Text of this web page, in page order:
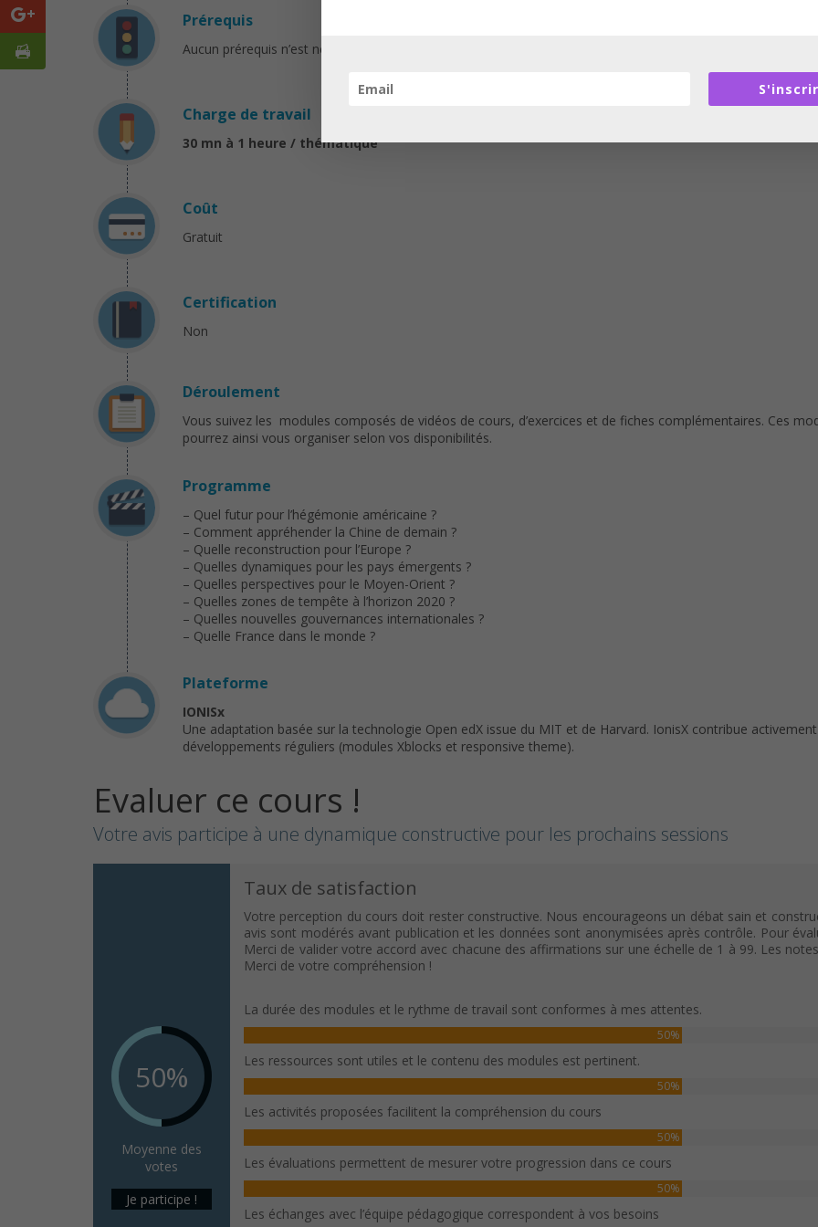
Prérequis
Aucun prérequis n’est nécessaire.
Charge de travail
30 mn à 1 heure / thématique
Coût
Gratuit
Certification
Non
Déroulement
Vous suivez les modules composés de vidéos de cours, d’exercices et de fiches complémentaires. Ces
pourrez ainsi vous organiser selon vos disponibilités.
Programme
– Quel futur pour l’hégémonie américaine ?
– Comment appréhender la Chine de demain ?
– Quelle reconstruction pour l’Europe ?
– Quelles dynamiques pour les pays émergents ?
– Quelles perspectives pour le Moyen-Orient ?
– Quelles zones de tempête à l’horizon 2020 ?
– Quelles nouvelles gouvernances internationales ?
– Quelle France dans le monde ?
Plateforme
IONISx
Une adaptation basée sur la technologie Open edX issue du MIT et de Harvard. IonisX contribue
développements réguliers (modules Xblocks et responsive theme).
Evaluer ce cours !
Votre avis participe à une dynamique constructive pour les prochains sessions
50%
Moyenne des
votes
Je participe !
Taux de satisfaction
Votre perception du cours doit rester constructive. Nous encourageons un débat sain et
avis sont modérés avant publication et les données sont anonymisées après contrôle. Pour
Merci de valider votre accord avec chacune des affirmations sur une échelle de 1 à 99. Les
Merci de votre compréhension !
La durée des modules et le rythme de travail sont conformes à mes attentes.
50%
Les ressources sont utiles et le contenu des modules est pertinent.
50%
Les activités proposées facilitent la compréhension du cours
50%
Les évaluations permettent de mesurer votre progression dans ce cours
50%
Les échanges avec l’équipe pédagogique correspondent à vos besoins